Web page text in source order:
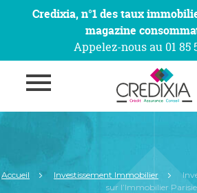
Credixia, n°1 des taux
magazine
Appelez-nous au 01 85
Accueil Investissement Immobilier
sur l’Immobilier